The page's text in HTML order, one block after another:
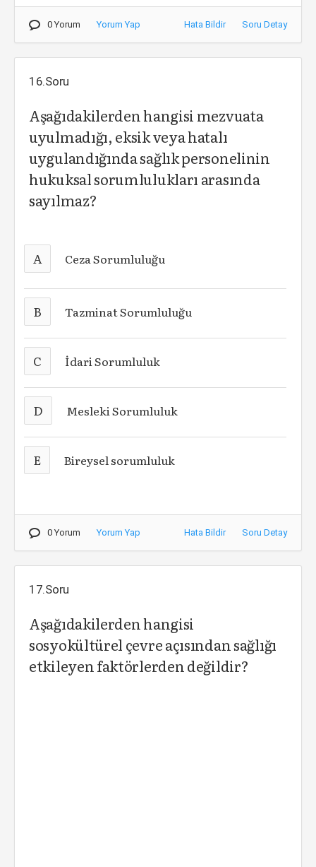
0 Yorum Yorum Yap Hata Bildir Soru Detay
16.Soru
Aşağıdakilerden hangisi mezvuata
uyulmadığı, eksik veya hatalı
uygulandığında sağlık personelinin
hukuksal sorumlulukları arasında
sayılmaz?
A Ceza Sorumluluğu
B Tazminat Sorumluluğu
C İdari Sorumluluk
D Mesleki Sorumluluk
E Bireysel sorumluluk
0 Yorum Yorum Yap Hata Bildir Soru Detay
17.Soru
Aşağıdakilerden hangisi
sosyokültürel çevre açısından sağlığı
etkileyen faktörlerden değildir?